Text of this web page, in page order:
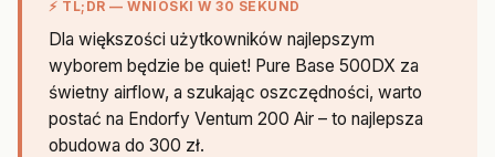
⚡ TL;DR — WNIOSKI W 30 SEKUND
Dla większości użytkowników najlepszym
wyborem będzie be quiet! Pure Base 500DX za
świetny airflow, a szukając oszczędności, warto
postać na Endorfy Ventum 200 Air – to najlepsza
obudowa do 300 zł.